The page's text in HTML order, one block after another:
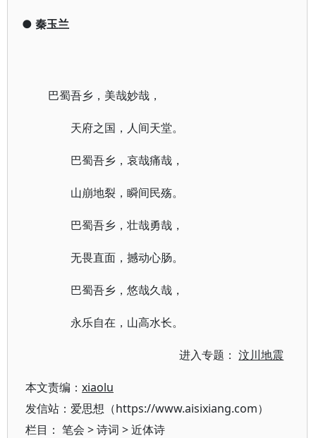
● 秦玉兰
巴蜀吾乡，美哉妙哉，
天府之国，人间天堂。
巴蜀吾乡，哀哉痛哉，
山崩地裂，瞬间民殇。
巴蜀吾乡，壮哉勇哉，
无畏直面，撼动心肠。
巴蜀吾乡，悠哉久哉，
永乐自在，山高水长。
进入专题：汶川地震
本文责编： xiaolu
发信站：爱思想（https://www.aisixiang.com）
栏目： 笔会 >诗词 >近体诗